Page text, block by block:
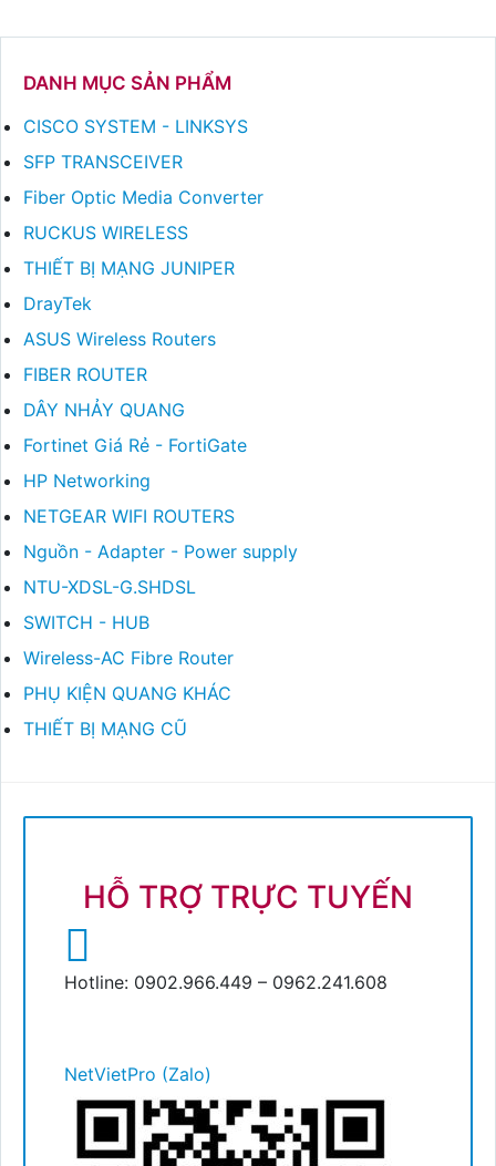
DANH MỤC SẢN PHẨM
CISCO SYSTEM - LINKSYS
SFP TRANSCEIVER
Fiber Optic Media Converter
RUCKUS WIRELESS
THIẾT BỊ MẠNG JUNIPER
DrayTek
ASUS Wireless Routers
FIBER ROUTER
DÂY NHẢY QUANG
Fortinet Giá Rẻ - FortiGate
HP Networking
NETGEAR WIFI ROUTERS
Nguồn - Adapter - Power supply
NTU-XDSL-G.SHDSL
SWITCH - HUB
Wireless-AC Fibre Router
PHỤ KIỆN QUANG KHÁC
THIẾT BỊ MẠNG CŨ
HỖ TRỢ TRỰC TUYẾN
Hotline: 0902.966.449 – 0962.241.608
NetVietPro (Zalo)